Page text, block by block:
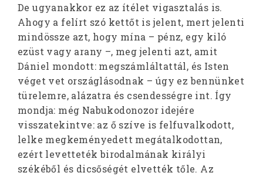
De ugyanakkor ez az ítélet vigasztalás is.
Ahogy a felírt szó kettőt is jelent, mert jelenti
mindössze azt, hogy mína – pénz, egy kiló
ezüst vagy arany –, meg jelenti azt, amit
Dániel mondott: megszámláltattál, és Isten
véget vet országlásodnak – úgy ez bennünket
türelemre, alázatra és csendességre int. Így
mondja: még Nabukodonozor idejére
visszatekintve: az ő szíve is felfuvalkodott,
lelke megkeményedett megátalkodottan,
ezért levetteték birodalmának királyi
székéből és dicsőségét elvették tőle. Az